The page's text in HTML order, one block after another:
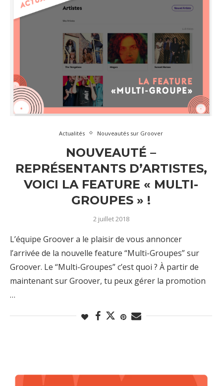
Actualités Nouveautés sur Groover
NOUVEAUTÉ –
REPRÉSENTANTS D’ARTISTES,
VOICI LA FEATURE « MULTI-
GROUPES » !
2 juillet 2018
L’équipe Groover a le plaisir de vous annoncer
l’arrivée de la nouvelle feature “Multi-Groupes” sur
Groover. Le “Multi-Groupes” c’est quoi ? À partir de
maintenant sur Groover, tu peux gérer la promotion
…